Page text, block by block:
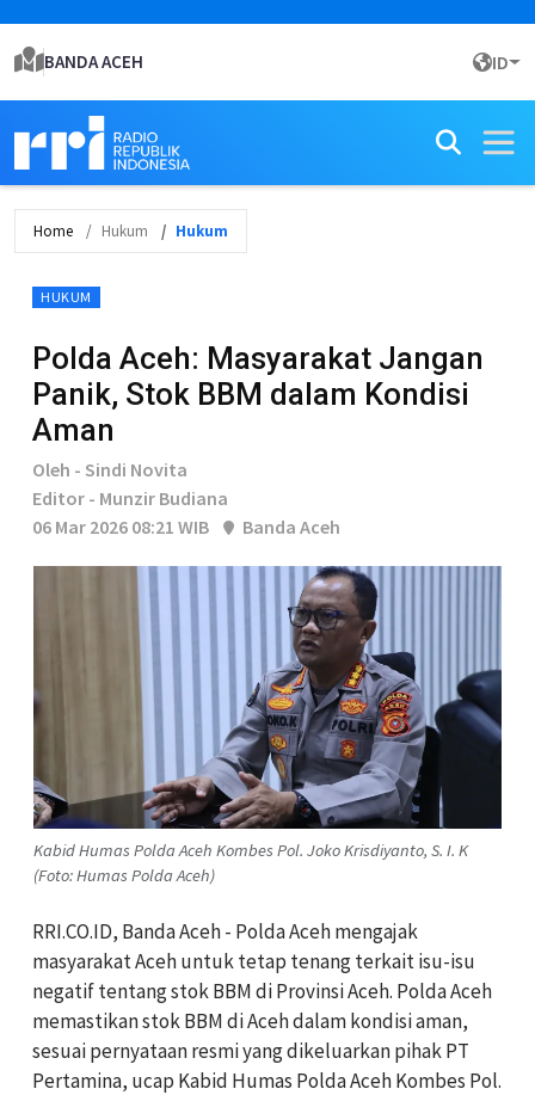
BANDA ACEH ID
Home Hukum Hukum
HUKUM
Polda Aceh: Masyarakat Jangan
Panik, Stok BBM dalam Kondisi
Aman
Oleh - Sindi Novita
Editor - Munzir Budiana
06 Mar 2026 08:21 WIB
Banda Aceh
Kabid Humas Polda Aceh Kombes Pol. Joko Krisdiyanto, S. I. K
(Foto: Humas Polda Aceh)
RRI.CO.ID, Banda Aceh - Polda Aceh mengajak
masyarakat Aceh untuk tetap tenang terkait isu-isu
negatif tentang stok BBM di Provinsi Aceh. Polda Aceh
memastikan stok BBM di Aceh dalam kondisi aman,
sesuai pernyataan resmi yang dikeluarkan pihak PT
Pertamina, ucap Kabid Humas Polda Aceh Kombes Pol.